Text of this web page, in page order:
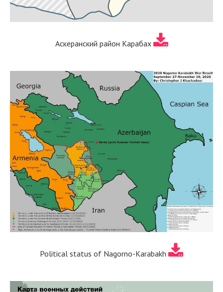
Аскеранский район Карабах
Political status of Nagorno-Karabakh